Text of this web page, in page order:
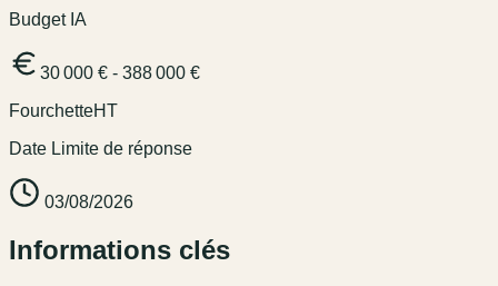
Budget IA
30 000 € - 388 000 €
FourchetteHT
Date Limite de réponse
03/08/2026
Informations clés